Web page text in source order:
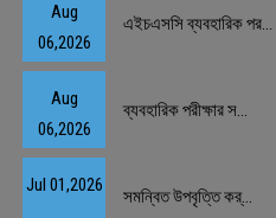
Aug
06,2026
এইচএসসি ব্যবহারিক পর...
Aug
06,2026
ব্যবহারিক পরীক্ষার স...
Jul 01,2026
সমন্বিত উপবৃত্তি কর্...